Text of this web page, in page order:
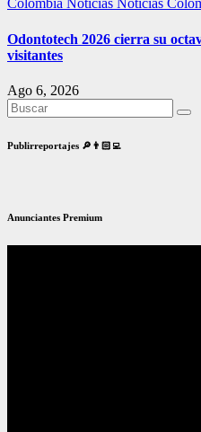
Colombia Noticias Noticias
Odontotech 2026 cierra su
visitantes
Ago 6, 2026
Publirreportajes 🔎👨🏻‍💻
Anunciantes Premium